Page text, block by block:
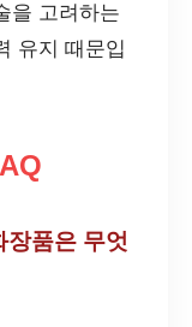
을 고려하는
유지 때문입
품은 무엇